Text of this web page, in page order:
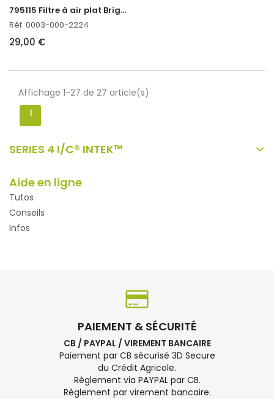
7
95115 Filtre à air plat Briggs & Stratton
Réf. 0003-000-2224
29,00 €
Affichage 1-27 de 27 article(s)
1
SERIES 4 I/C® INTEK™
Aide en ligne
Tutos
Conseils
Infos
PAIEMENT & SÉCURITÉ
CB / PAYPAL / VIREMENT BANCAIRE
Paiement par CB sécurisé 3D Secure
du Crédit Agricole.
Règlement via PAYPAL par CB.
Règlement par virement bancaire.